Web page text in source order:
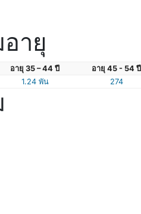
ายุ
อายุ 35 – 44 ปี อายุ 45 - 54 ปี
1.24 พัน 274